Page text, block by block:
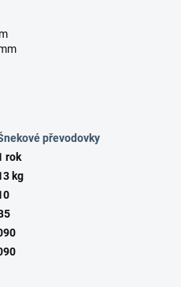
převodovky
rok
kg